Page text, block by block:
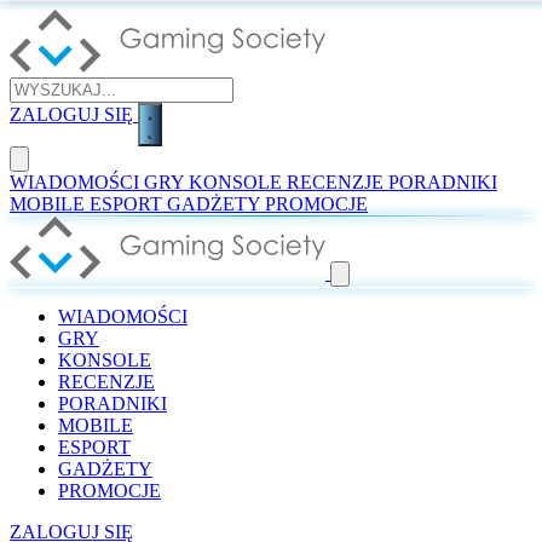
ZALOGUJ SIĘ
WIADOMOŚCI GRY KONSOLE RECENZJE PORADNIKI
MOBILE ESPORT GADŻETY PROMOCJE
WIADOMOŚCI
GRY
KONSOLE
RECENZJE
PORADNIKI
MOBILE
ESPORT
GADŻETY
PROMOCJE
ZALOGUJ SIĘ